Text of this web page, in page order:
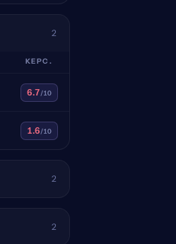
2
KEPC.
6.7/10
1.6/10
2
2